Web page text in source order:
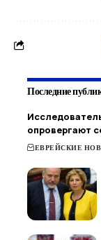
Последние
опровергают
ЕВРЕЙСКИЕ